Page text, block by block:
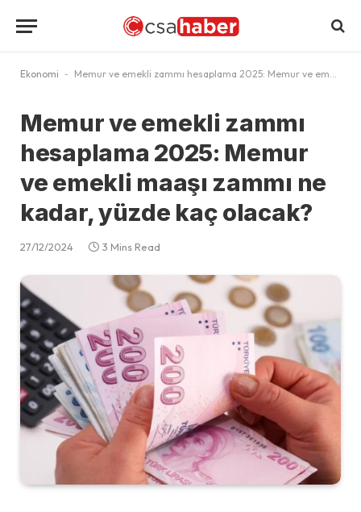
Ekonomi - Memur ve emekli zammı hesaplama 2025: Memur ve emekli maaşı zammı ne kadar, yüzde kaç olacak?
Memur ve emekli zammı
hesaplama 2025: Memur
ve emekli maaşı zammı ne
kadar, yüzde kaç olacak?
27/12/2024 3 Mins Read